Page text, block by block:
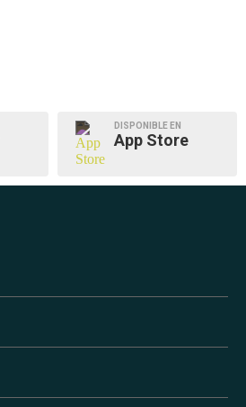
DISPONIBLE EN
App Store